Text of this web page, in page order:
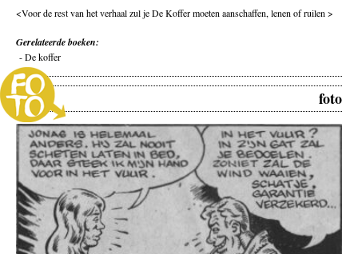
<Voor de rest van het verhaal zul je De Koffer moeten aanschaffen, lenen of ruilen >
Gerelateerde boeken:
-De koffer
foto